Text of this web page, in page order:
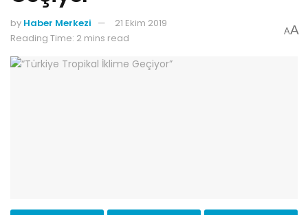
by Haber Merkezi
21 Ekim 2019
Reading Time: 2 mins read
AA